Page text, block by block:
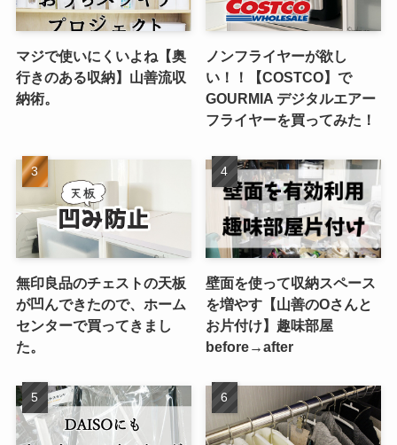
マジで使いにくいよね【奥
行きのある収納】山善流収
納術。
ノンフライヤーが欲し
い！！【COSTCO】で
GOURMIA デジタルエアー
フライヤーを買ってみた！
無印良品のチェストの天板
が凹んできたので、ホーム
センターで買ってきまし
た。
壁面を使って収納スペース
を増やす【山善のOさんと
お片付け】趣味部屋
before→after